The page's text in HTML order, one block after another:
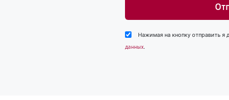
Нажимая на кнопку отправить я
данных.